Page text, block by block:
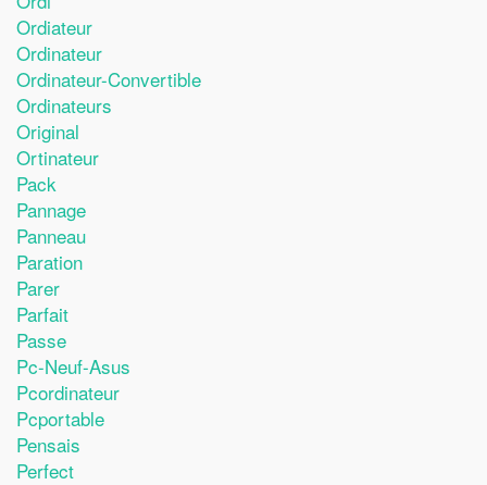
Ordiateur
Ordinateur
Ordinateur-Convertible
Ordinateurs
Original
Ortinateur
Pack
Pannage
Panneau
Paration
Parer
Parfait
Passe
Pc-Neuf-Asus
Pcordinateur
Pcportable
Pensais
Perfect